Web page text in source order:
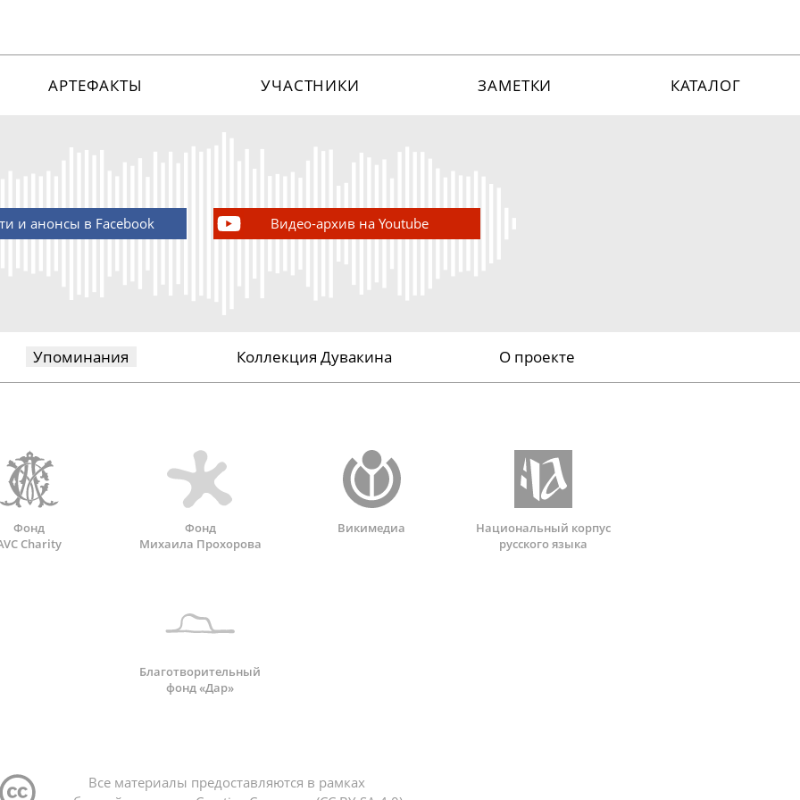
АРТЕФАКТЫ УЧАСТНИКИ ЗАМЕТКИ КАТАЛОГ
и анонсы в Facebook Видео-архив на Youtube
Упоминания Коллекция Дувакина О проекте
Фонд
Charity
Фонд
Михаила Прохорова
Викимедиа
Национальный корпус
русского языка
Благотворительный
фонд «Дар»
Все материалы предоставляются в рамках